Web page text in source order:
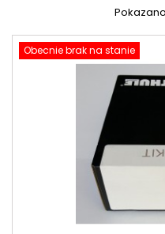
Obecnie brak na stanie